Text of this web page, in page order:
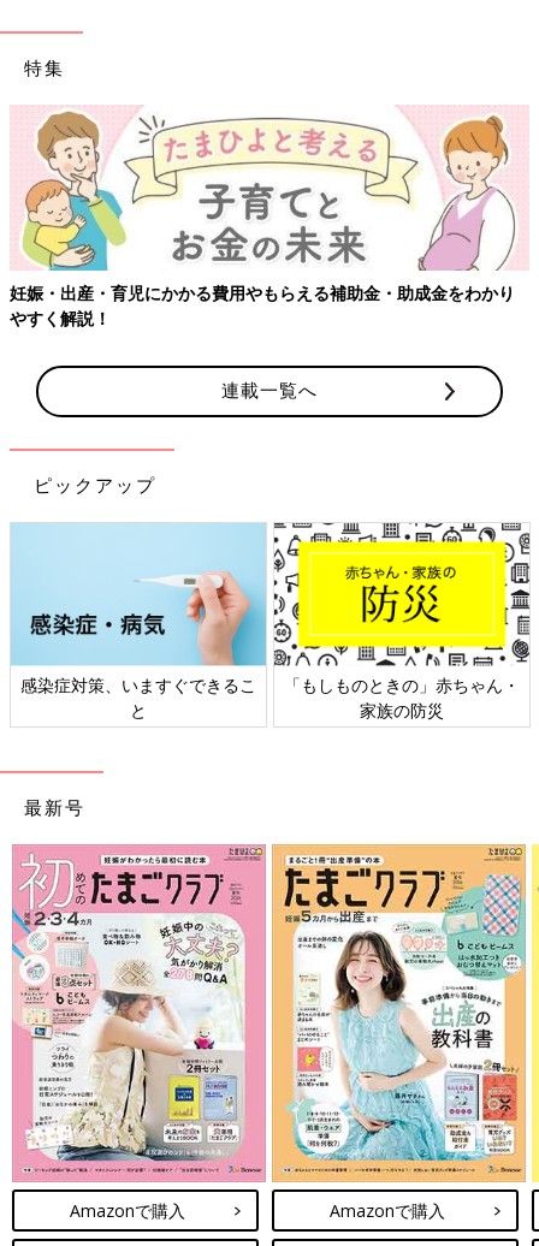
特集
児にかかる費用やもらえる補助金・助成金をわかり 【ワクチン接
連載一覧へ
ピックアップ
、いますぐできるこ
「もしものときの」赤ちゃん・
日本外来
最新号
Amazonで購入 Amazonで購入